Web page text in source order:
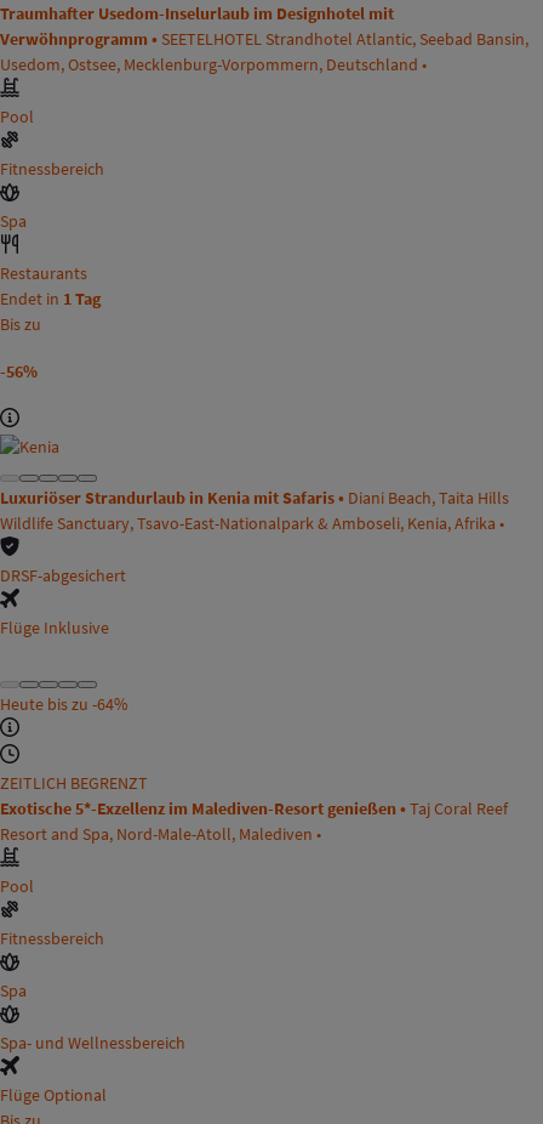
Traumhafter Usedom-Inselurlaub im Designhotel mit
Verwöhnprogramm • SEETELHOTEL Strandhotel Atlantic, Seebad Bansin,
Usedom, Ostsee, Mecklenburg-Vorpommern, Deutschland •
Pool
Fitnessbereich
Spa
Restaurants
Endet in 1 Tag
Bis zu
-56%
Luxuriöser Strandurlaub in Kenia mit Safaris • Diani Beach, Taita Hills
Wildlife Sanctuary, Tsavo-East-Nationalpark & Amboseli, Kenia, Afrika •
DRSF-abgesichert
Flüge Inklusive
Heute bis zu -64%
ZEITLICH BEGRENZT
Exotische 5*-Exzellenz im Malediven-Resort genießen • Taj Coral Reef
Resort and Spa, Nord-Male-Atoll, Malediven •
Pool
Fitnessbereich
Spa
Spa- und Wellnessbereich
Flüge Optional